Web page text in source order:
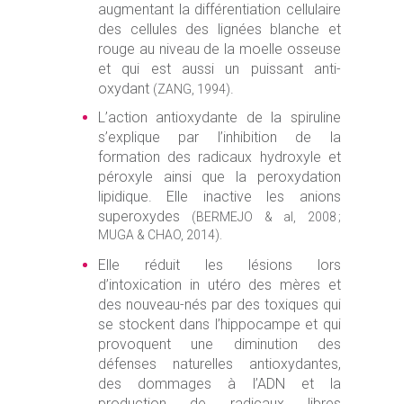
augmentant la différentiation cellulaire
des cellules des lignées blanche et
rouge au niveau de la moelle osseuse
et qui est aussi un puissant anti-
oxydant (ZANG, 1994).
L’action antioxydante de la spiruline
s’explique par l’inhibition de la
formation des radicaux hydroxyle et
péroxyle ainsi que la peroxydation
lipidique. Elle inactive les anions
superoxydes
(BERMEJO & al, 2008 ;
MUGA & CHAO, 2014).
Elle réduit les lésions lors
d’intoxication in utéro des mères et
des nouveau-nés par des toxiques qui
se stockent dans l’hippocampe et qui
provoquent une diminution des
défenses naturelles antioxydantes,
des dommages à l’ADN et la